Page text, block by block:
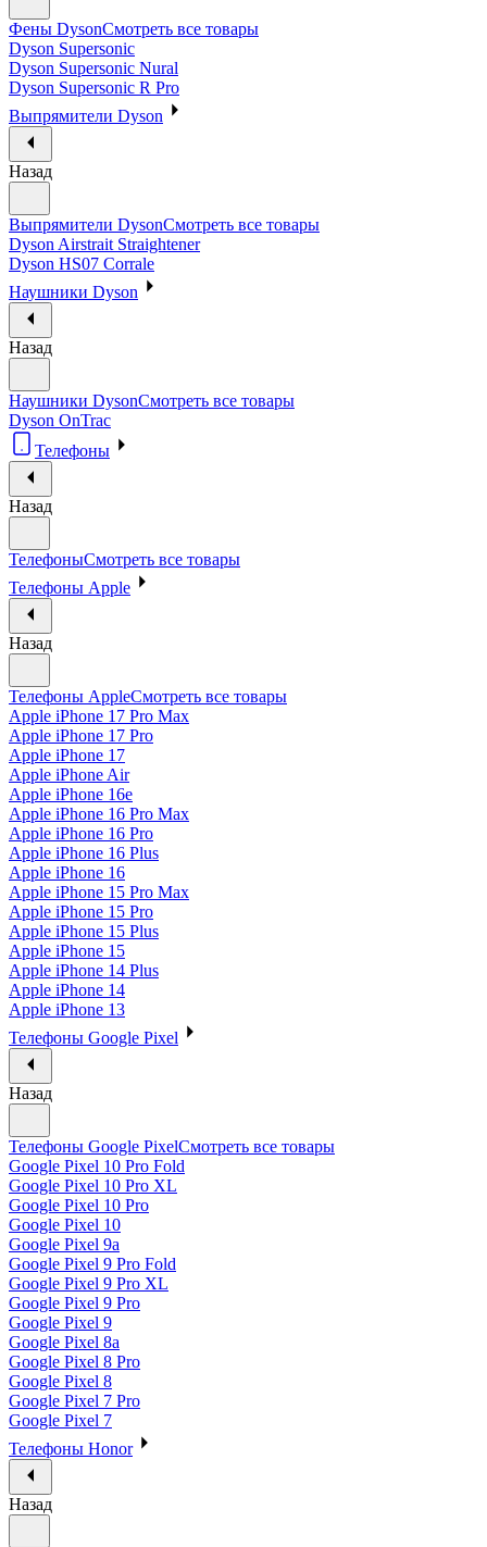
Фены DysonСмотреть все товары
Dyson Supersonic
Dyson Supersonic Nural
Dyson Supersonic R Pro
Выпрямители Dyson
Назад
Выпрямители DysonСмотреть все товары
Dyson Airstrait Straightener
Dyson HS07 Corrale
Наушники Dyson
Назад
Наушники DysonСмотреть все товары
Dyson OnTrac
Телефоны
Назад
ТелефоныСмотреть все товары
Телефоны Apple
Назад
Телефоны AppleСмотреть все товары
Apple iPhone 17 Pro Max
Apple iPhone 17 Pro
Apple iPhone 17
Apple iPhone Air
Apple iPhone 16e
Apple iPhone 16 Pro Max
Apple iPhone 16 Pro
Apple iPhone 16 Plus
Apple iPhone 16
Apple iPhone 15 Pro Max
Apple iPhone 15 Pro
Apple iPhone 15 Plus
Apple iPhone 15
Apple iPhone 14 Plus
Apple iPhone 14
Apple iPhone 13
Телефоны Google Pixel
Назад
Телефоны Google PixelСмотреть все товары
Google Pixel 10 Pro Fold
Google Pixel 10 Pro XL
Google Pixel 10 Pro
Google Pixel 10
Google Pixel 9a
Google Pixel 9 Pro Fold
Google Pixel 9 Pro XL
Google Pixel 9 Pro
Google Pixel 9
Google Pixel 8a
Google Pixel 8 Pro
Google Pixel 8
Google Pixel 7 Pro
Google Pixel 7
Телефоны Honor
Назад